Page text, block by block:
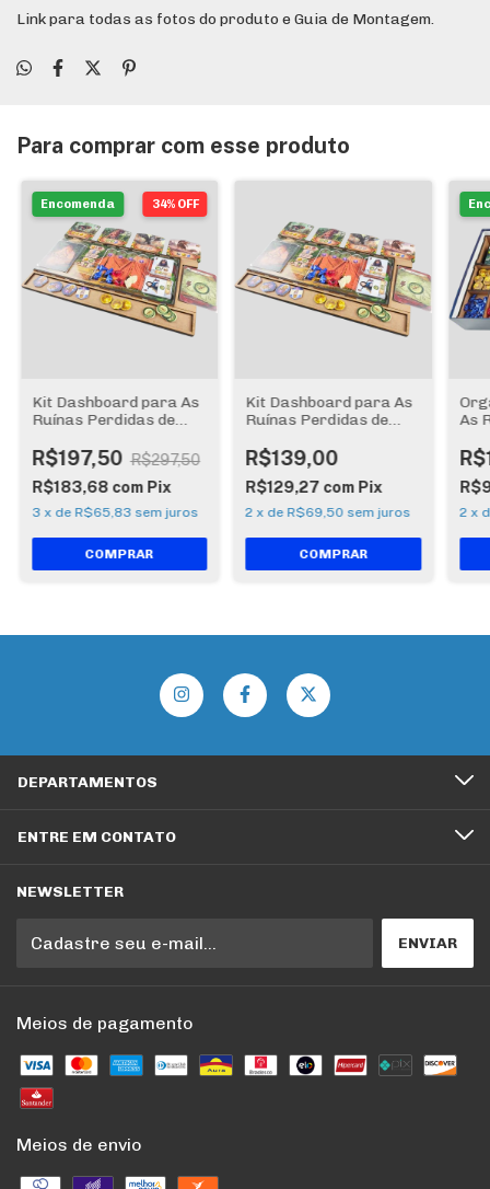
Link para todas as fotos do produto e Guia de Montagem.
Para comprar com esse produto
34% OFF
Encomenda
Kit Dashboard para As
Ruínas Perdidas de
COM CASE (encomenda)
R$197,50 R$297,50
R$183,68 com Pix
3 x de R$65,83 sem juros
Kit Dashboard para As
Ruínas Perdidas de
SEM CASE
R$139,00
R$129,27 com Pix
2 x de R$69,50 sem juros
As
2 x
DEPARTAMENTOS
ENTRE EM CONTATO
NEWSLETTER
Meios de pagamento
Meios de envio